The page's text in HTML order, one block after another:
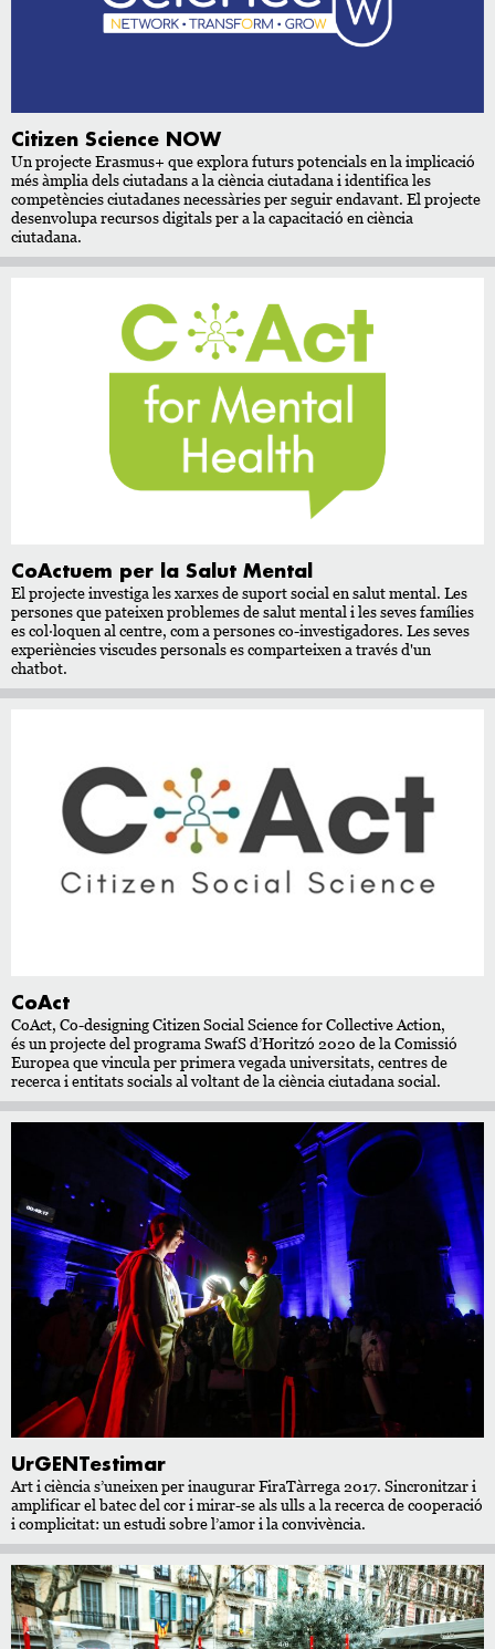
Citizen Science NOW
Un projecte Erasmus+ que explora futurs potencials en la implicació
més àmplia dels ciutadans a la ciència ciutadana i identifica les
competències ciutadanes necessàries per seguir endavant. El projecte
desenvolupa recursos digitals per a la capacitació en ciència
ciutadana.
CoActuem per la Salut Mental
El projecte investiga les xarxes de suport social en salut mental. Les
persones que pateixen problemes de salut mental i les seves famílies
es col·loquen al centre, com a persones co-investigadores. Les seves
experiències viscudes personals es comparteixen a través d'un
chatbot.
CoAct
CoAct, Co-designing Citizen Social Science for Collective Action,
és un projecte del programa SwafS d’Horitzó 2020 de la Comissió
Europea que vincula per primera vegada universitats, centres de
recerca i entitats socials al voltant de la ciència ciutadana social.
UrGENTestimar
Art i ciència s’uneixen per inaugurar FiraTàrrega 2017. Sincronitzar i
amplificar el batec del cor i mirar-se als ulls a la recerca de cooperació
i complicitat: un estudi sobre l’amor i la convivència.